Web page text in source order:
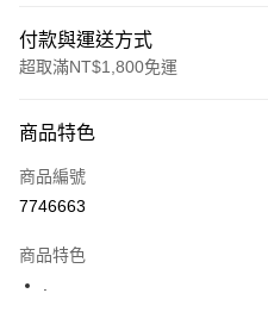
付款與運送方式
超取滿NT$1,800免運
信用卡一次付款
超商取貨付款
商品特色
商品編號
7746663
商品特色